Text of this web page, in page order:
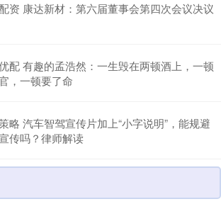
资 康达新材：第六届董事会第四次会议决议
配 有趣的孟浩然：一生毁在两顿酒上，一顿
，一顿要了命
略 汽车智驾宣传片加上“小字说明”，能规避
传吗？律师解读